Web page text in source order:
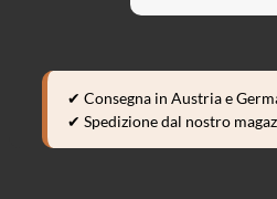
✔ Consegna in Austria e
✔ Spedizione dal nostro